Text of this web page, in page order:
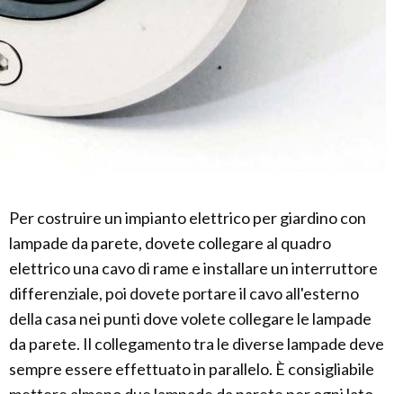
Per costruire un impianto elettrico per giardino con
lampade da parete, dovete collegare al quadro
elettrico una cavo di rame e installare un interruttore
differenziale, poi dovete portare il cavo all'esterno
della casa nei punti dove volete collegare le lampade
da parete. Il collegamento tra le diverse lampade deve
sempre essere effettuato in parallelo. È consigliabile